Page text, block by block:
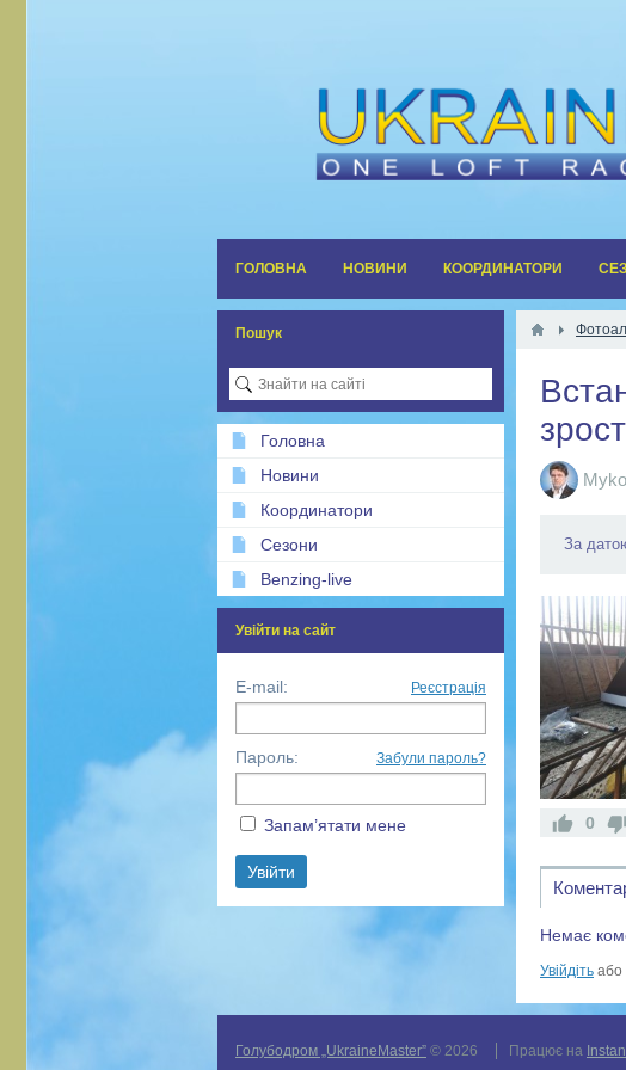
ГОЛОВНА НОВИНИ КООРДИНАТОРИ
За
0
Немає
Увійдіть або
Пошук
Головна
Новини
Координатори
Сезони
Benzing-live
Увійти на сайт
E-mail: Реєстрація
Пароль: Забули пароль?
Запам’ятати мене
Голубодром „UkraineMaster” © 2026 Працює на